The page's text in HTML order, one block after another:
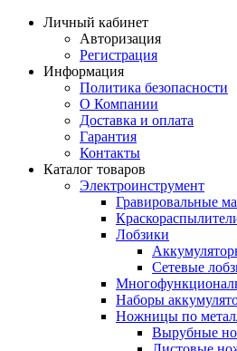
Личный кабинет
Авторизация
Регистрация
Информация
Политика безопасности
О Компании
Доставка и оплата
Гарантия
Контакты
Каталог товаров
Электроинструмент
Гравировальные
Лобзики
Сетевые
Наборы
Ножницы по
Вырубные